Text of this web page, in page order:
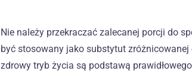
Nie należy przekraczać zalecanej porcji do
być stosowany jako substytut
zdrowy tryb życia są podstawą